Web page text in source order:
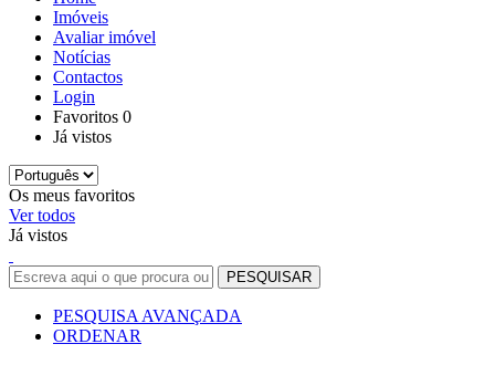
Imóveis
Avaliar imóvel
Notícias
Contactos
Login
Favoritos 0
Já vistos
Os meus favoritos
Ver todos
Já vistos
PESQUISA AVANÇADA
ORDENAR